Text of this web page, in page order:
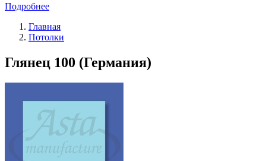
Подробнее
Главная
Потолки
Глянец 100 (Германия)